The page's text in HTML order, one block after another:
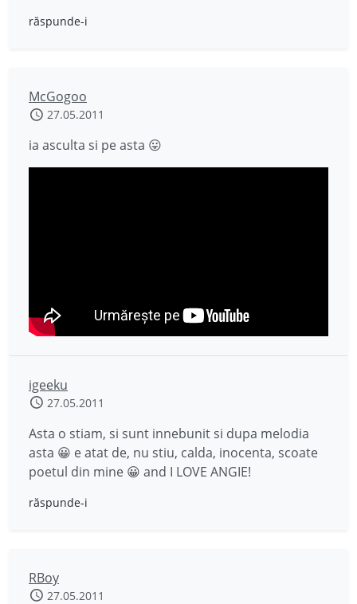
răspunde-i
McGogoo
27.05.2011
ia asculta si pe asta 😛
igeeku
27.05.2011
Asta o stiam, si sunt innebunit si dupa melodia
asta 😀 e atat de, nu stiu, calda, inocenta, scoate
poetul din mine 😀 and I LOVE ANGIE!
răspunde-i
RBoy
27.05.2011